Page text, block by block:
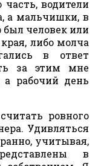
водители
а мальчишки, в
был человек или
либо молча
в ответ
за этим мне
а рабочий день
ровного
Удивляться
учитывая,
в